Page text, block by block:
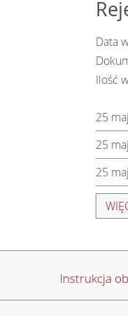
Data
Ilość
25
25
25
Instrukcja